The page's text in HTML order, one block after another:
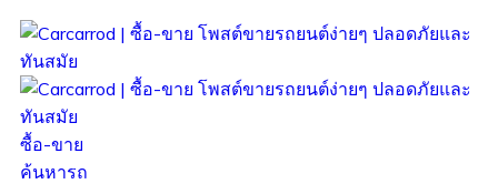
ซื้อ-ขาย
ค้นหารถ